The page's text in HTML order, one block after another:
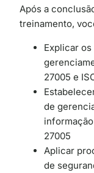
Após a
treinamento,
Explicar
27005 e
de
27005
Aplicar
de